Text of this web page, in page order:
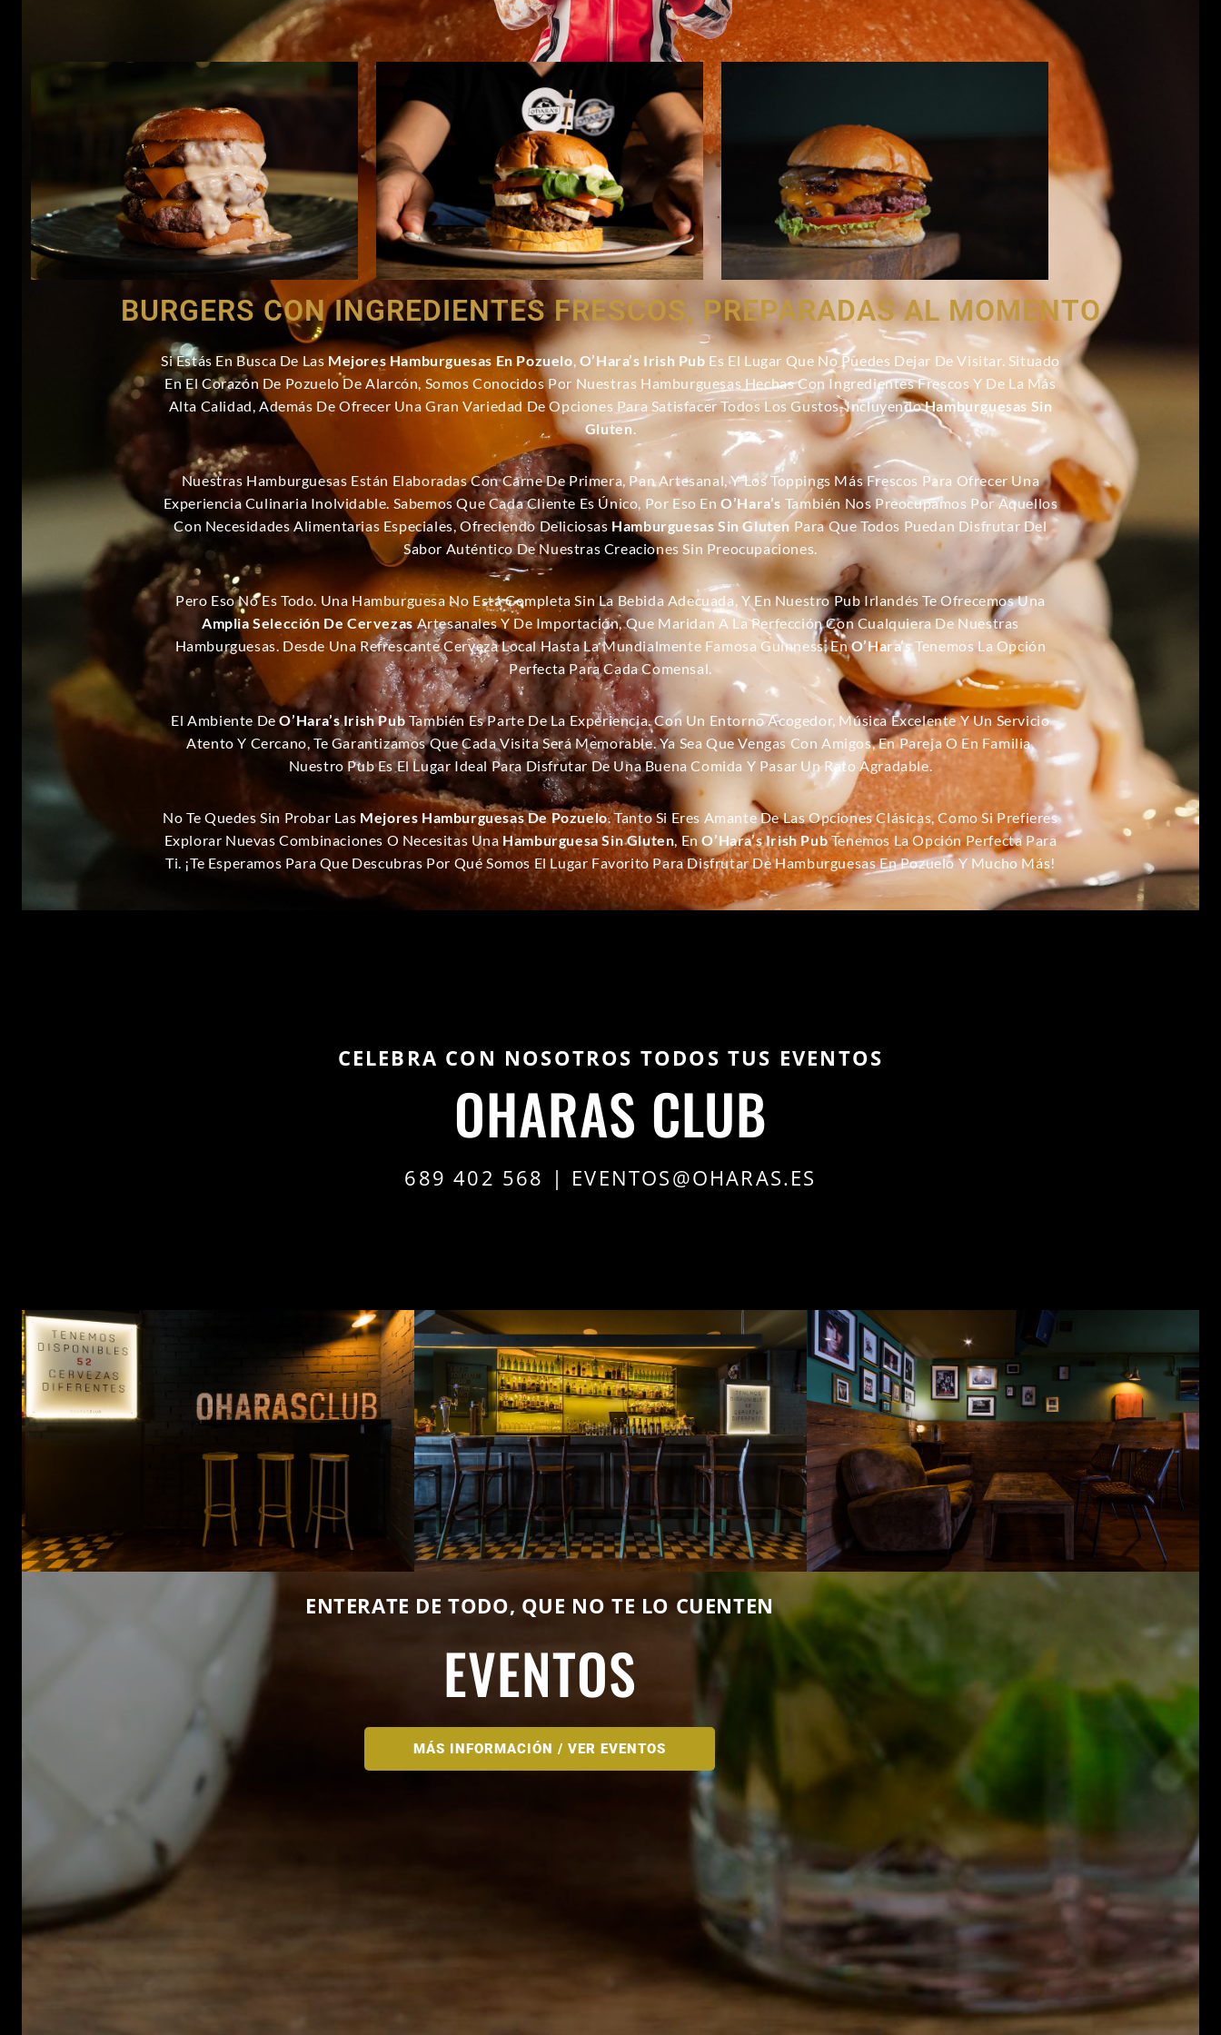
BURGERS CON INGREDIENTES FRESCOS, PREPARADAS AL MOMENTO
Si Estás En Busca De Las Mejores Hamburguesas En Pozuelo, O’Hara’s Irish Pub Es El Lugar Que No Puedes Dejar De Visitar. Situado
En El Corazón De Pozuelo De Alarcón, Somos Conocidos Por Nuestras Hamburguesas Hechas Con Ingredientes Frescos Y De La Más
Alta Calidad, Además De Ofrecer Una Gran Variedad De Opciones Para Satisfacer Todos Los Gustos, IncluyendoHamburguesas Sin
Gluten.
Nuestras Hamburguesas Están Elaboradas Con Carne De Primera, Pan Artesanal, Y Los Toppings Más Frescos Para Ofrecer Una
Experiencia Culinaria Inolvidable. Sabemos Que Cada Cliente Es Único, Por Eso EnO’Hara’s También Nos Preocupamos Por Aquellos
Con Necesidades Alimentarias Especiales, Ofreciendo DeliciosasHamburguesas Sin Gluten Para Que Todos Puedan Disfrutar Del
Sabor Auténtico De Nuestras Creaciones Sin Preocupaciones.
Pero Eso No Es Todo. Una Hamburguesa No Está Completa Sin La Bebida Adecuada, Y En Nuestro Pub Irlandés Te Ofrecemos Una
Amplia Selección De CervezasArtesanales Y De Importación, Que Maridan A La Perfección Con Cualquiera De Nuestras
Hamburguesas. Desde Una Refrescante Cerveza Local Hasta La Mundialmente Famosa Guinness, EnO’Hara’sTenemos La Opción
Perfecta Para Cada Comensal.
El Ambiente DeO’Hara’s Irish PubTambién Es Parte De La Experiencia. Con Un Entorno Acogedor, Música Excelente Y Un Servicio
Atento Y Cercano, Te Garantizamos Que Cada Visita Será Memorable. Ya Sea Que Vengas Con Amigos, En Pareja O En Familia,
Nuestro Pub Es El Lugar Ideal Para Disfrutar De Una Buena Comida Y Pasar Un Rato Agradable.
No Te Quedes Sin Probar Las Mejores Hamburguesas De Pozuelo. Tanto Si Eres Amante De Las Opciones Clásicas, Como Si Prefieres
Explorar Nuevas Combinaciones O Necesitas UnaHamburguesa Sin Gluten, EnO’Hara’s Irish PubTenemos La Opción Perfecta Para
Ti. ¡Te Esperamos Para Que Descubras Por Qué Somos El Lugar Favorito Para Disfrutar De Hamburguesas En Pozuelo Y Mucho Más!
CELEBRA CON NOSOTROS TODOS TUS EVENTOS
OHARAS CLUB
689 402 568 | EVENTOS@OHARAS.ES
ENTERATE DE TODO, QUE NO TE LO CUENTEN
EVENTOS
MÁS INFORMACIÓN / VER EVENTOS